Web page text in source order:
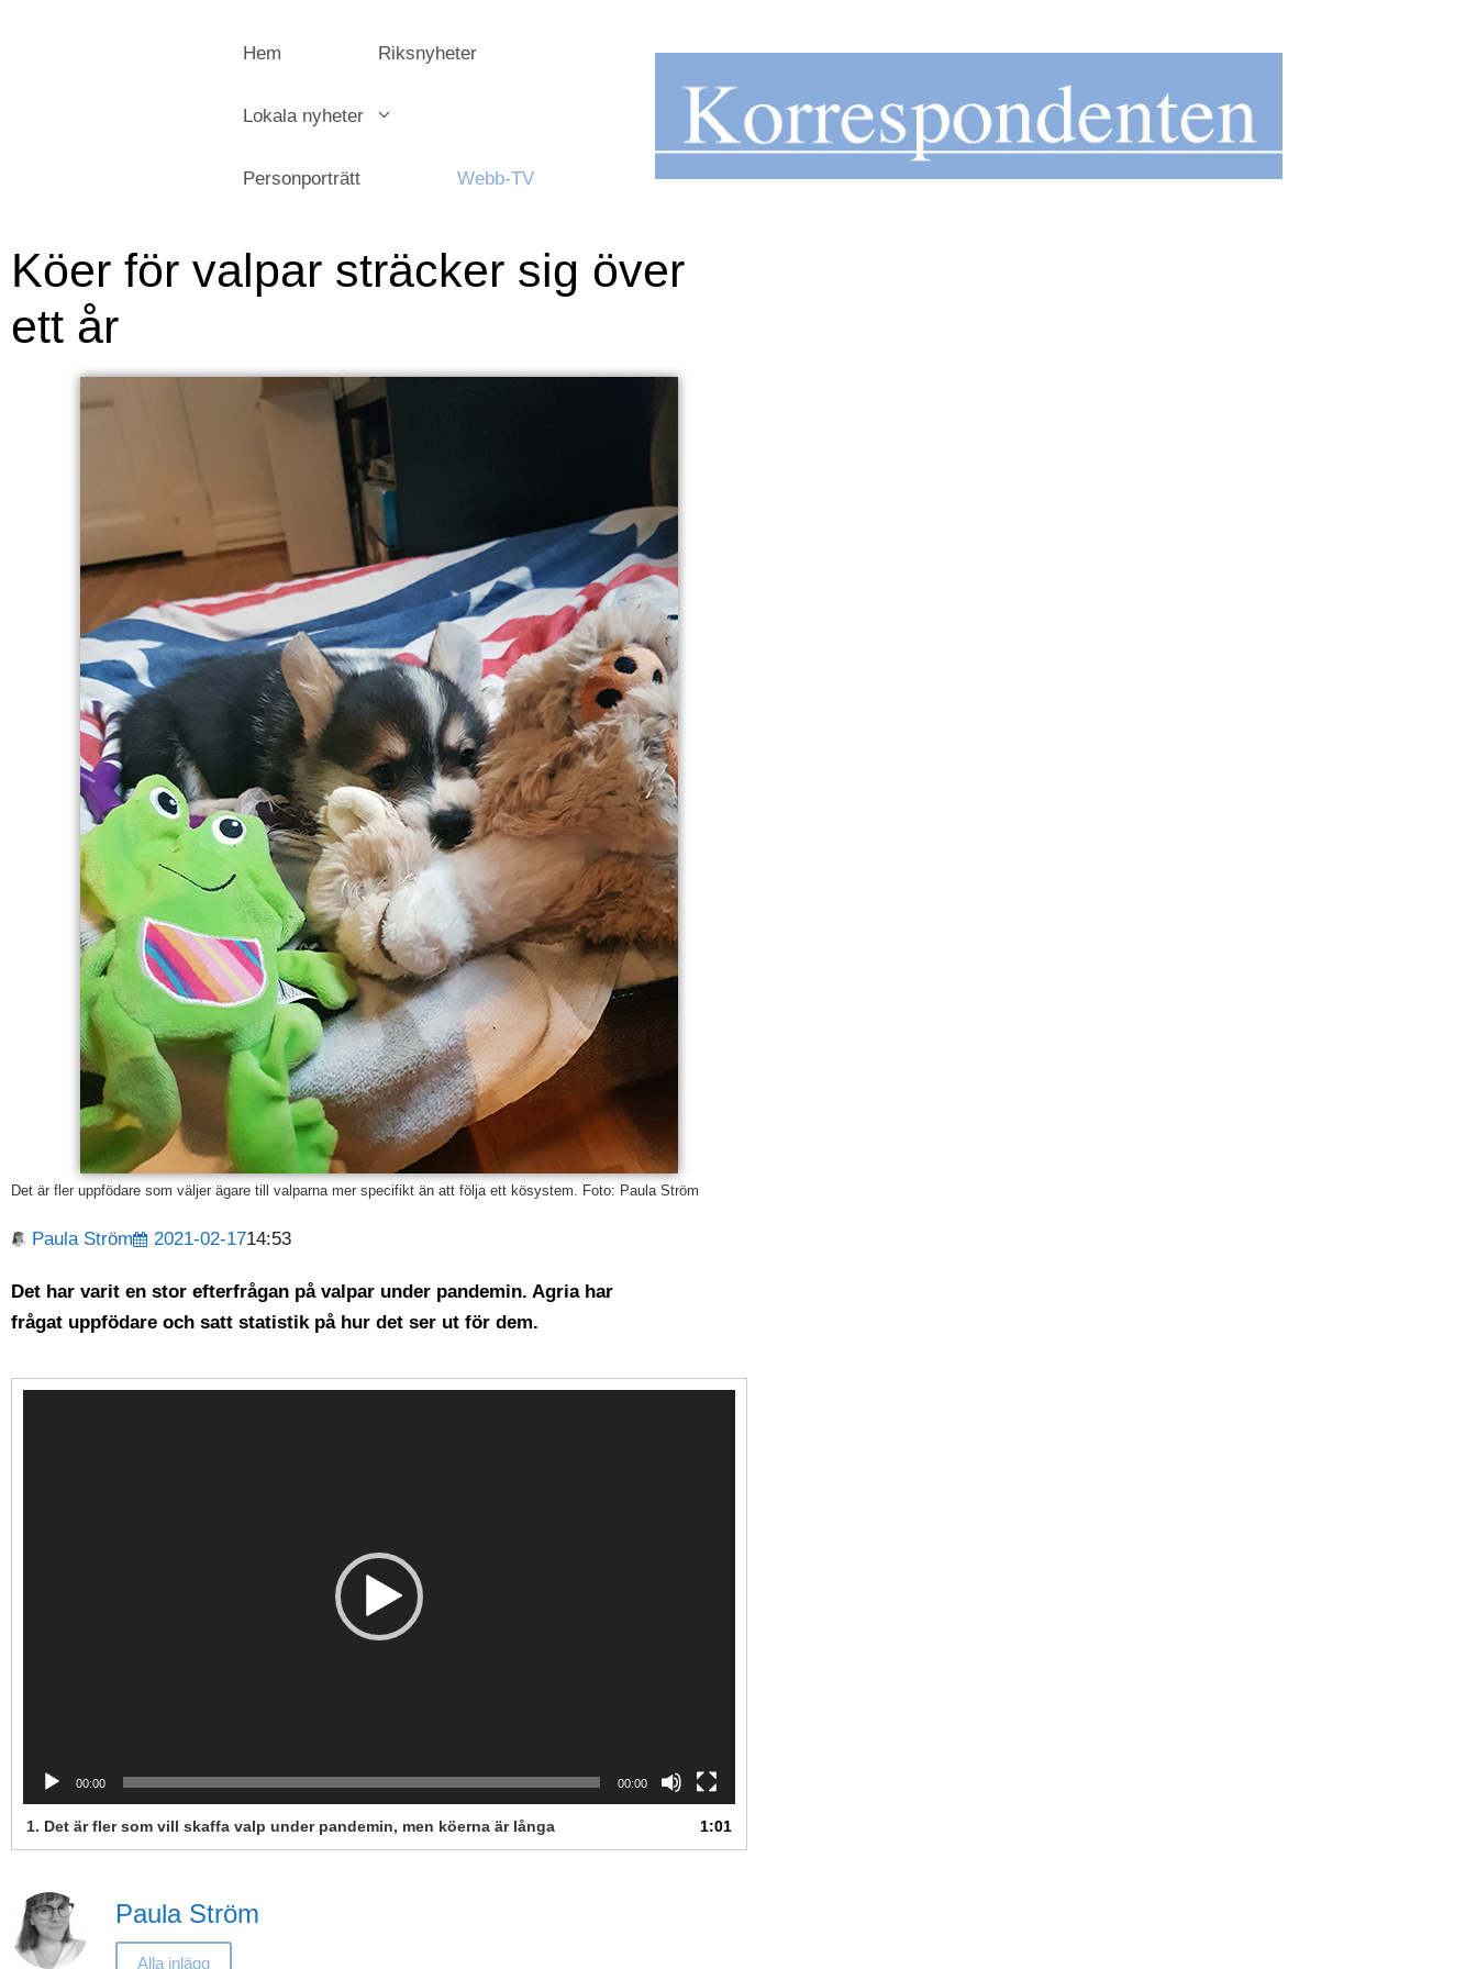
Hem Riksnyheter
Lokala nyheter
Personporträtt Webb-TV
Köer för valpar sträcker sig över
ett år
Det är fler uppfödare som väljer ägare till valparna mer specifikt än att följa ett kösystem. Foto: Paula Ström
Paula Ström 2021-02-1714:53
Det har varit en stor efterfrågan på valpar under pandemin. Agria har
frågat uppfödare och satt statistik på hur det ser ut för dem.
00:00 00:00
1. Det är fler som vill skaffa valp under pandemin, men köerna är långa 1:01
Paula Ström
Alla inlägg